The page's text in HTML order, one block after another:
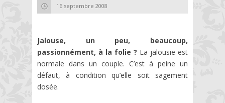
16 septembre 2008
Jalouse, un peu, beaucoup,
passionnément, à la folie ? La jalousie est
normale dans un couple. C’est à peine un
défaut, à condition qu’elle soit sagement
dosée.